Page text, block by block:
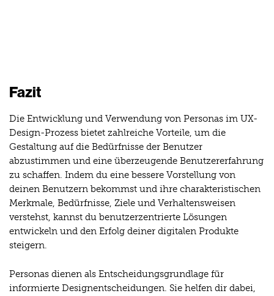
Fazit
Die Entwicklung und Verwendung von Personas im UX-
Design-Prozess bietet zahlreiche Vorteile, um die
Gestaltung auf die Bedürfnisse der Benutzer
abzustimmen und eine überzeugende Benutzererfahrung
zu schaffen. Indem du eine bessere Vorstellung von
deinen Benutzern bekommst und ihre charakteristischen
Merkmale, Bedürfnisse, Ziele und Verhaltensweisen
verstehst, kannst du benutzerzentrierte Lösungen
entwickeln und den Erfolg deiner digitalen Produkte
steigern.
Personas dienen als Entscheidungsgrundlage für
informierte Designentscheidungen. Sie helfen dir dabei,